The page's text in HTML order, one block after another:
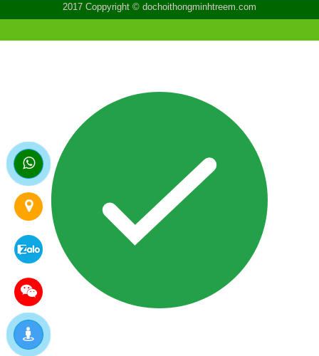
2017 Coppyright © dochoithongminhtreem.com